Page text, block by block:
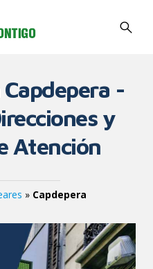
-
y
Atención
» Capdepera